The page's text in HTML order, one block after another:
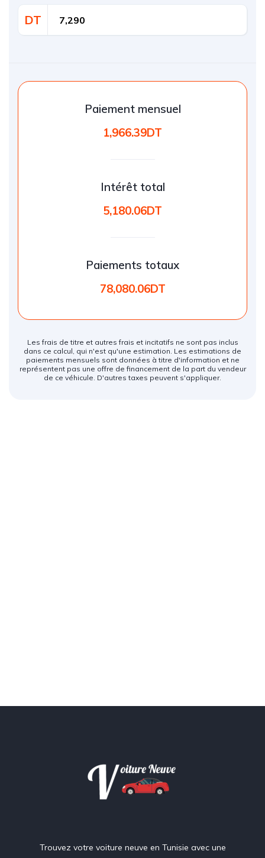
DT
Paiement mensuel
1,966.39DT
Intérêt total
5,180.06DT
Paiements totaux
78,080.06DT
Les frais de titre et autres frais et incitatifs ne sont pas inclus
dans ce calcul, qui n'est qu'une estimation. Les estimations de
paiements mensuels sont données à titre d'information et ne
représentent pas une offre de financement de la part du vendeur
de ce véhicule. D'autres taxes peuvent s'appliquer.
Trouvez votre voiture neuve en Tunisie avec une